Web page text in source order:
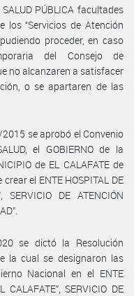
SALUD PÚBLICA facultades
los “Servicios de Atención
proceder, en caso
del Consejo de
no alcanzaren a satisfacer
o se apartaren de las
se aprobó el Convenio
el GOBIERNO de la
de EL CALAFATE de
el ENTE HOSPITAL DE
SERVICIO DE ATENCIÓN
se dictó la Resolución
la cual se designaron las
Nacional en el ENTE
CALAFATE”, SERVICIO DE